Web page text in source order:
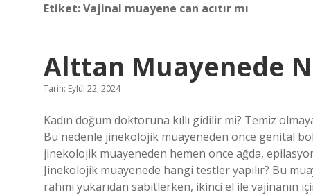
Etiket:Vajinal muayene can acıtır mı
Alttan Muayenede
Tarih: Eylül 22, 2024
Kadın doğum doktoruna kıllı gidilir mi? Temiz
Bu nedenle jinekolojik muayeneden önce genital
jinekolojik muayeneden hemen önce ağda,
Jinekolojik muayenede hangi testler yapılır? Bu
rahmi yukarıdan sabitlerken, ikinci el ile vajinanın